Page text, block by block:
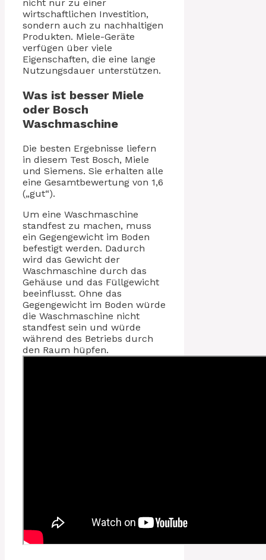
nicht nur zu einer
wirtschaftlichen Investition,
sondern auch zu nachhaltigen
Produkten. Miele-Geräte
verfügen über viele
Eigenschaften, die eine lange
Nutzungsdauer unterstützen.
Was ist besser Miele
oder Bosch
Waschmaschine
Die besten Ergebnisse liefern
in diesem Test Bosch, Miele
und Siemens. Sie erhalten alle
eine Gesamtbewertung von 1,6
(„gut“).
Um eine Waschmaschine
standfest zu machen, muss
ein Gegengewicht im Boden
befestigt werden. Dadurch
wird das Gewicht der
Waschmaschine durch das
Gehäuse und das Füllgewicht
beeinflusst. Ohne das
Gegengewicht im Boden würde
die Waschmaschine nicht
standfest sein und würde
während des Betriebs durch
den Raum hüpfen.